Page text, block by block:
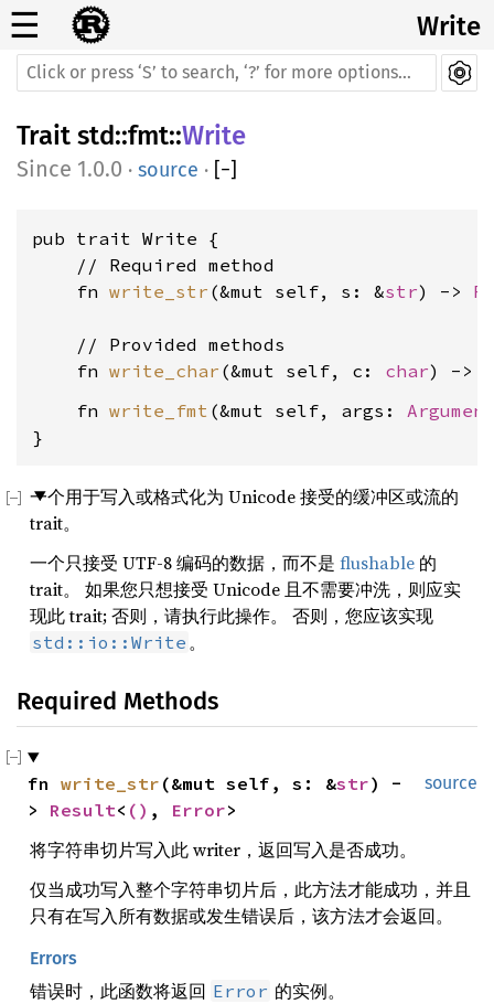
☰ Write
Trait std::fmt::Write
1.0.0 · source · [−]
pub trait Write {
    // Required method
    fn
write_str (&mut self, s: &str) ->
    // Provided methods
    fn
write_char (&mut self, c: char) ->
    fn
write_fmt (&mut self, args:
}
一个用于写入或格式化为 Unicode 接受的缓冲区或流的
trait。
一个只接受 UTF-8 编码的数据，而不是 flushable 的
trait。 如果您只想接受 Unicode 且不需要冲洗，则应实
现此 trait; 否则，请执行此操作。 否则，您应该实现
std::io::Write 。
Required Methods
source
fn write_str (&mut self, s: &str) -
> Result< () , Error>
将字符串切片写入此 writer，返回写入是否成功。
仅当成功写入整个字符串切片后，此方法才能成功，并且
只有在写入所有数据或发生错误后，该方法才会返回。
Errors
错误时，此函数将返回 Error 的实例。